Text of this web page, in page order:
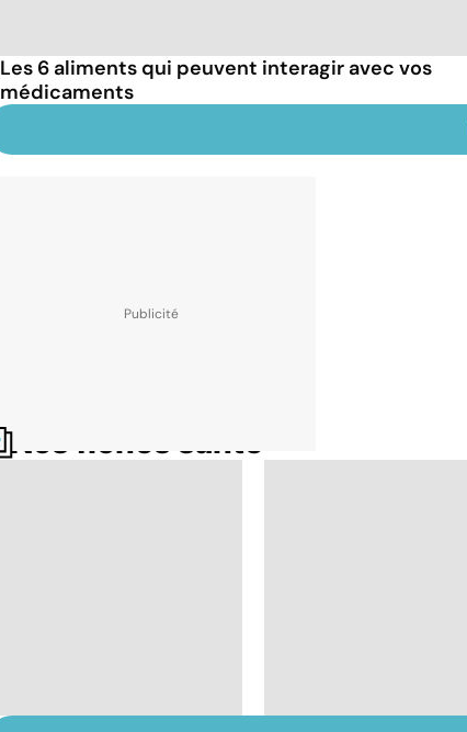
Les 6 aliments qui peuvent interagir avec vos
médicaments
Nos fiches santé